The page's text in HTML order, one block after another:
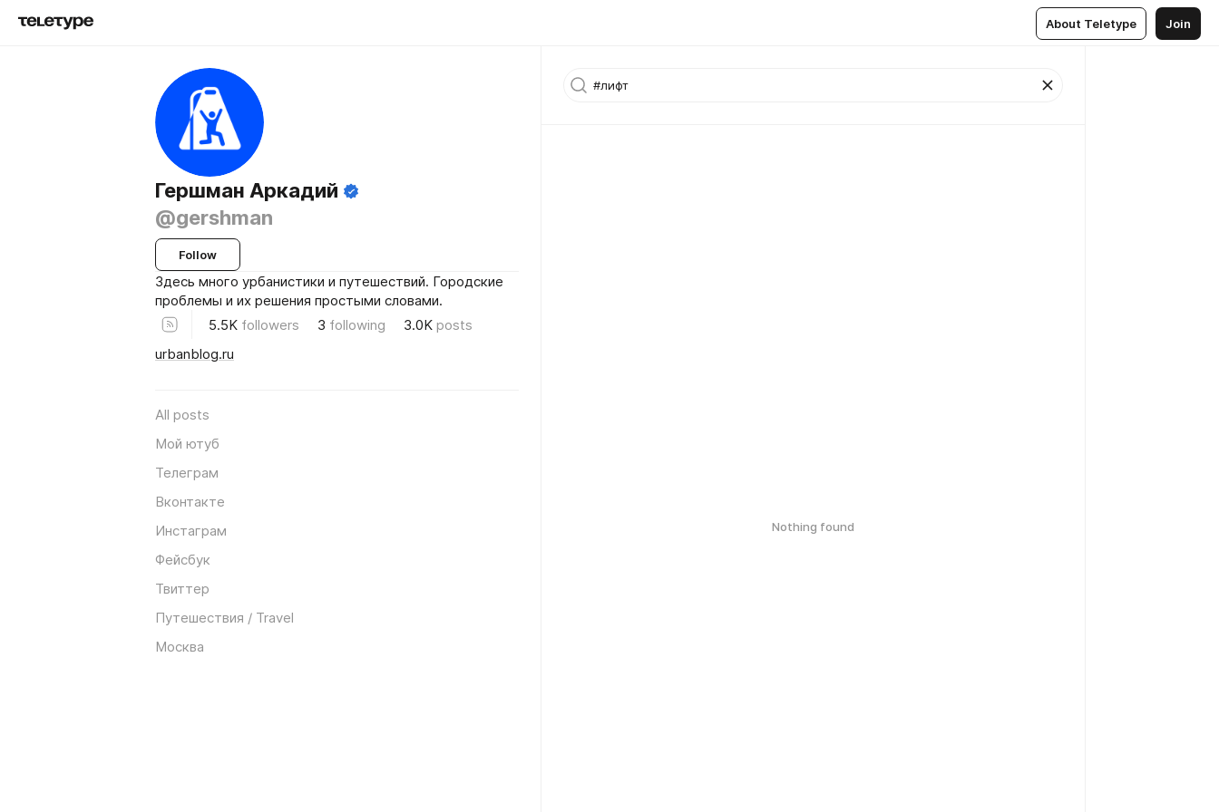
About Teletype Join
Гершман Аркадий
@gershman
Follow
Здесь много урбанистики и путешествий. Городские
проблемы и их решения простыми словами.
5.5K followers 3 following 3.0K posts
urbanblog.ru
All posts
Мой ютуб
Телеграм
Вконтакте
Инстаграм
Фейсбук
Твиттер
Путешествия / Travel
Москва
Nothing found